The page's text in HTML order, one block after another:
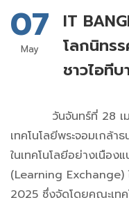
07
May
IT
โลกนิทร
ชาวไอที
วันจันทร์ที่ 28 เมษ
เทคโนโลยีพระจอมเกล้
ในเทคโนโลยีอย่างเนือ
(Learning Exchange)
2025 ซึ่งจัดโดยคณะเทค